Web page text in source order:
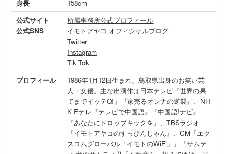
身長
158cm
公式サイト
公式SNS
所属事務所公式プロフィール
イモトアヤコ オフィシャルブログ
Twitter
Instagram
Tik Tok
プロフィール
1986年1月12日生まれ、鳥取県出身のお笑い芸
人・女優。主な出演作は日本テレビ『世界の果
てまでイッテQ!』『家売るオンナの逆襲』、NH
K Eテレ『テレビで中国語』『中国語!ナビ』
『あなたにドロップキックを』、TBSラジオ
『イモトアヤコのすっぴんしゃん』、CM『エク
スコムグローバル「イモトのWiFi」』『サムテ